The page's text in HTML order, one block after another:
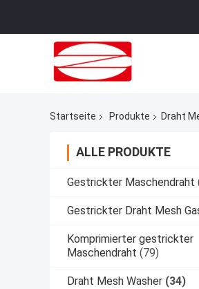
Startseite Produkte Draht
ALLE PRODUKTE
Gestrickter Maschendraht
Gestrickter Draht Mesh
Komprimierter gestrickter
Maschendraht (79)
Draht Mesh Washer (34)